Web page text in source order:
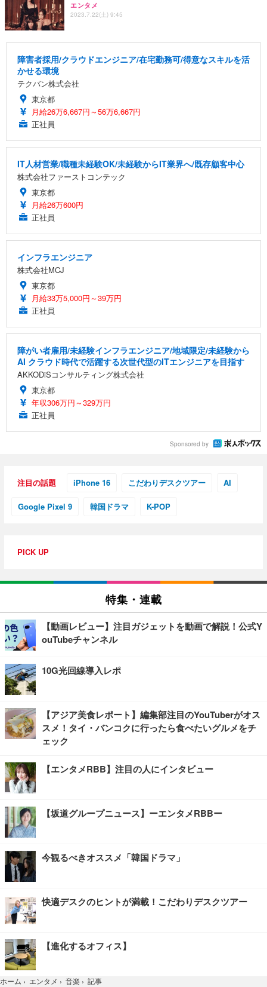
エンタメ
2023.7.22(土) 9:45
障害者採用/クラウドエンジニア/在宅勤務可/得意なスキルを活
かせる環境
テクバン株式会社
東京都
月給26万6,667円～56万6,667円
正社員
IT人材営業/職種未経験OK/未経験からIT業界へ/既存顧客中心
株式会社ファーストコンテック
東京都
月給26万600円
正社員
インフラエンジニア
株式会社MCJ
東京都
月給33万5,000円～39万円
正社員
障がい者雇用/未経験インフラエンジニア/地域限定/未経験から
AI クラウド時代で活躍する次世代型のITエンジニアを目指す
AKKODiSコンサルティング株式会社
東京都
年収306万円～329万円
正社員
Sponsored by
注目の話題 iPhone 16 こだわりデスクツアー AI
Google Pixel 9 韓国ドラマ K-POP
PICK UP
特集・連載
【動画レビュー】注目ガジェットを動画で解説！公式Y
ouTubeチャンネル
10G光回線導入レポ
【アジア美食レポート】編集部注目のYouTuberがオス
スメ！タイ・バンコクに行ったら食べたいグルメをチ
ェック
【エンタメRBB】注目の人にインタビュー
【坂道グループニュース】ーエンタメRBBー
今観るべきオススメ「韓国ドラマ」
快適デスクのヒントが満載！こだわりデスクツアー
【進化するオフィス】
ホーム › エンタメ › 音楽 › 記事